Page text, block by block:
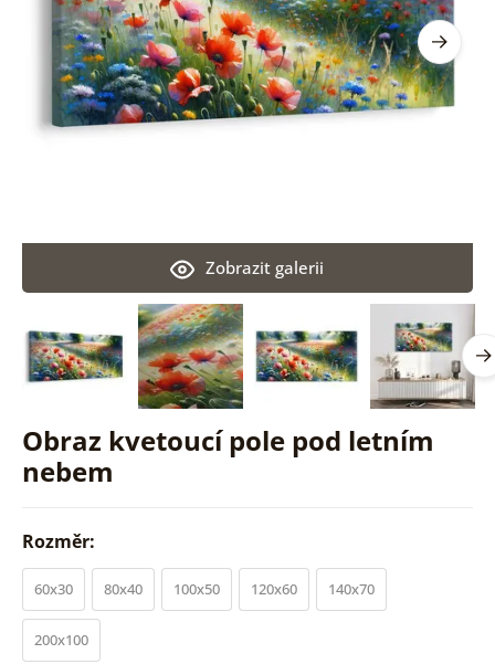
Obraz kvetoucí pole pod letním
nebem
Zobrazit galerii
Rozměr:
60x30 80x40 100x50 120x60 140x70
200x100